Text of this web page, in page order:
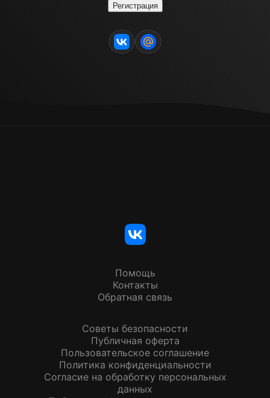
Регистрация
Помощь
Контакты
Обратная связь
Советы безопасности
Публичная оферта
Пользовательское соглашение
Политика конфиденциальности
Согласие на обработку персональных
данных